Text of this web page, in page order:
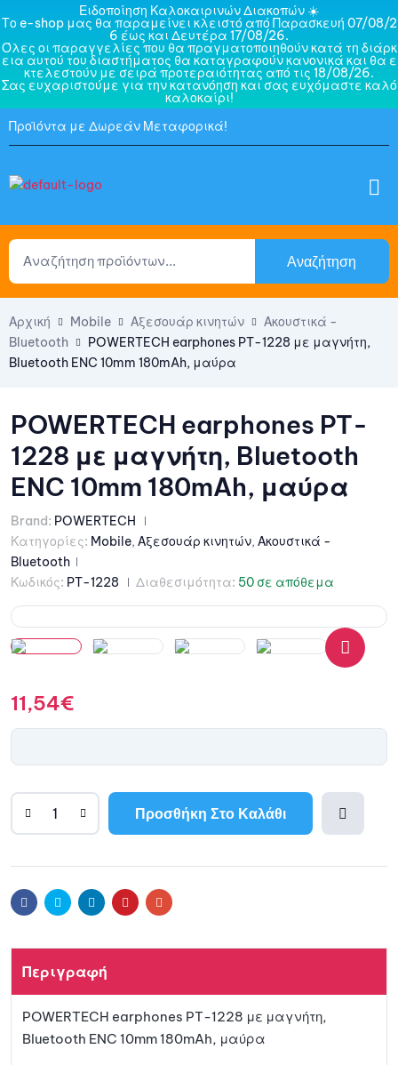
Ειδοποίηση Καλοκαιρινών Διακοπών ☀️
Το e-shop μας θα παραμείνει κλειστό από Παρασκευή 07/08/2
6 έως και Δευτέρα 17/08/26.
Όλες οι παραγγελίες που θα πραγματοποιηθούν κατά τη διάρκ
εια αυτού του διαστήματος θα καταγραφούν κανονικά και θα ε
κτελεστούν με σειρά προτεραιότητας από τις 18/08/26.
Σας ευχαριστούμε για την κατανόηση και σας ευχόμαστε καλό
καλοκαίρι!
Προϊόντα με Δωρεάν Μεταφορικά!
Αναζήτηση
Αρχική Mobile Αξεσουάρ κινητών
Ακουστικά -
Bluetooth
POWERTECH earphones PT-1228 με μαγνήτη,
Bluetooth ENC 10mm 180mAh, μαύρα
POWERTECH earphones PT-
1228 με μαγνήτη, Bluetooth
ENC 10mm 180mAh, μαύρα
Brand: POWERTECH
Κατηγορίες: Mobile, Αξεσουάρ κινητών, Ακουστικά -
Bluetooth
Κωδικός: PT-1228 Διαθεσιμότητα: 50 σε απόθεμα
11,54€
Προσθήκη Στο Καλάθι
αγαπη
l
r
FacebookTwitter LinkedinPinterestEmail
Περιγραφή
POWERTECH earphones PT-1228 με μαγνήτη,
Bluetooth ENC 10mm 180mAh, μαύρα